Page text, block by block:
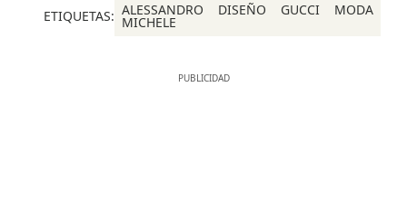
ETIQUETAS: ALESSANDRO
MICHELE
DISEÑO GUCCI MODA